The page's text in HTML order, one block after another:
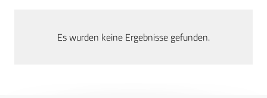
Es wurden keine Ergebnisse gefunden.